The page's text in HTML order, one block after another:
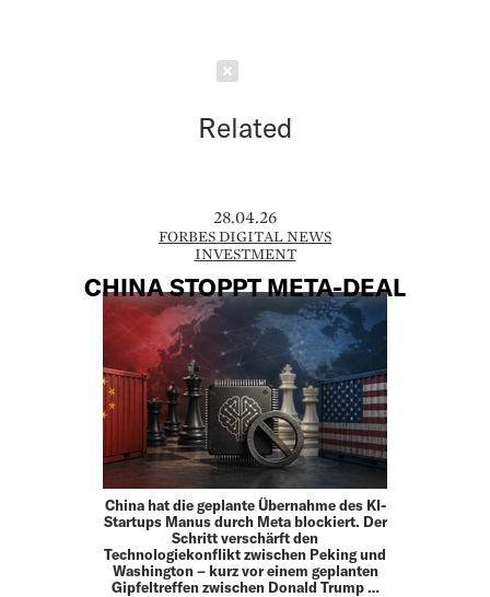
Related
28.04.26
FORBES DIGITAL NEWS
INVESTMENT
CHINA STOPPT META-DEAL
China hat die geplante Übernahme des KI-
Startups Manus durch Meta blockiert. Der
Schritt verschärft den
Technologiekonflikt zwischen Peking und
Washington – kurz vor einem geplanten
Gipfeltreffen zwischen Donald Trump …